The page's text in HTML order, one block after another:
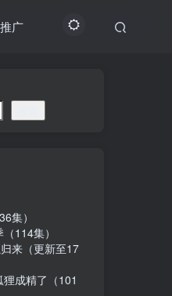
广
集）
114集）
来（更新至17
成精了（101